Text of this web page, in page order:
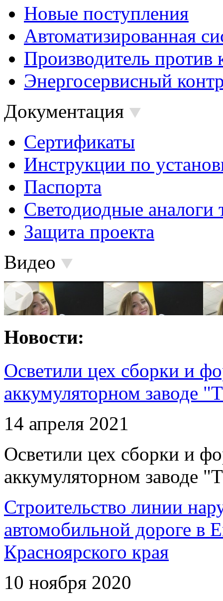
Новые поступления
Автоматизированная
Производитель против
Энергосервисный
Документация
Сертификаты
Инструкции по
Паспорта
Светодиодные аналоги
Защита проекта
Видео
Новости:
Осветили цех сборки и
аккумуляторном заводе
14 апреля 2021
Осветили цех сборки и
аккумуляторном заводе
Строительство линии
автомобильной дороге в
Красноярского края
10 ноября 2020